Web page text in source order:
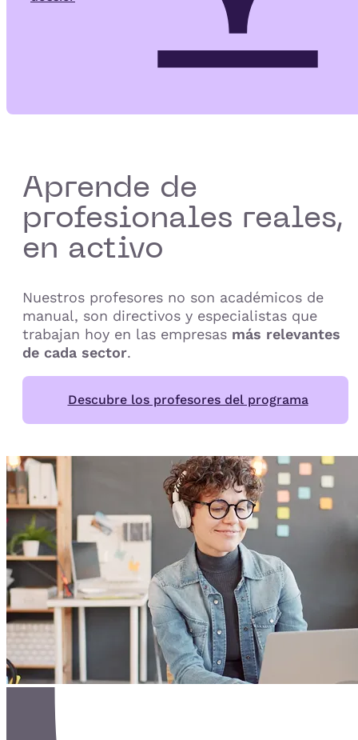
Aprende de
profesionales reales,
en activo
Nuestros profesores no son académicos de
manual, son directivos y especialistas que
trabajan hoy en las empresas más relevantes
de cada sector.
Descubre los profesores del programa